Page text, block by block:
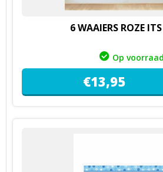
6 WAAIERS ROZE
Op voorraad
€13,95